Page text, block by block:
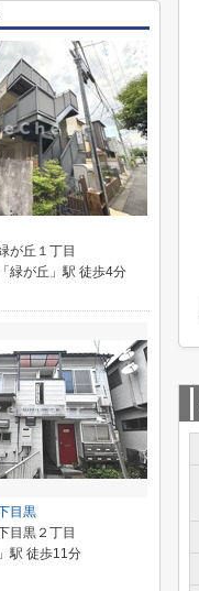
が丘１丁目
緑が丘」駅 徒歩4分
目黒
目黒２丁目
駅 徒歩11分